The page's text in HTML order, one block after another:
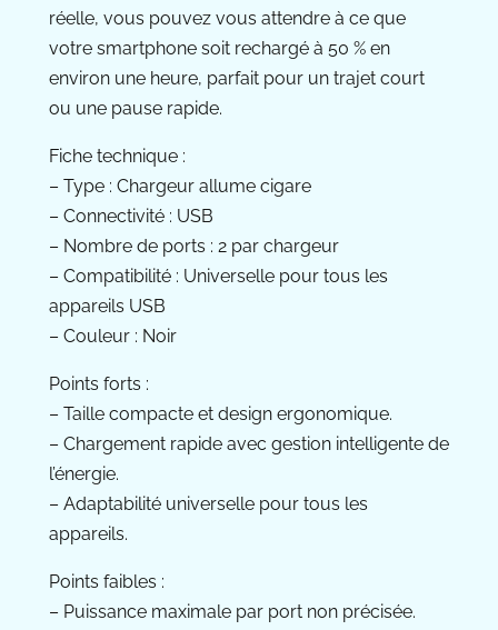
réelle, vous pouvez vous attendre à ce que
votre smartphone soit rechargé à 50 % en
environ une heure, parfait pour un trajet court
ou une pause rapide.
Fiche technique :
– Type : Chargeur allume cigare
– Connectivité : USB
– Nombre de ports : 2 par chargeur
– Compatibilité : Universelle pour tous les
appareils USB
– Couleur : Noir
Points forts :
– Taille compacte et design ergonomique.
– Chargement rapide avec gestion intelligente de
l’énergie.
– Adaptabilité universelle pour tous les
appareils.
Points faibles :
– Puissance maximale par port non précisée.